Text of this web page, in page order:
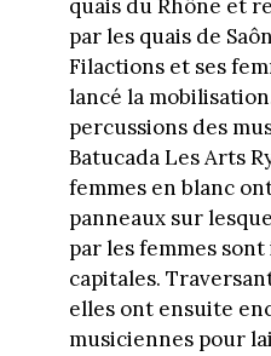
quais du Rhône et
par les quais de
Filactions et ses
lancé la
percussions des
Batucada Les Arts
femmes en blanc
panneaux sur
par les femmes
capitales.
elles ont ensuite
musiciennes pour